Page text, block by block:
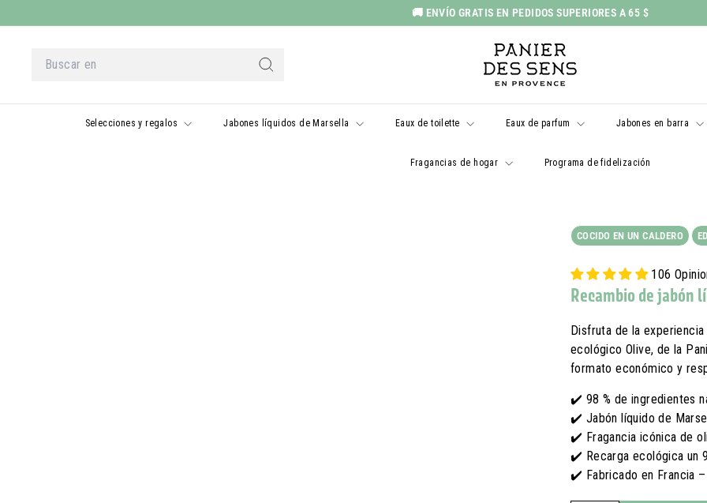
al
Pausar
presentación
🚚 ENVÍO GRATIS EN PEDIDOS SUPERIORES A 65 $
Buscar
en
P
a
n
i
Selecciones y regalos Jabones líquidos de Marsella Eaux de toilette Eaux de parfum Jabones en barra
Fragancias de hogar Programa de fidelización
COCIDO EN UN CALDERO
106
Recambio de jabón
Disfruta de la
ecológico Olive, de la
formato económico y
✔️ 98 % de ingredientes
✔️ Jabón líquido de
✔️ Fragancia icónica de
✔️ Recarga ecológica un
✔️ Fabricado en Francia